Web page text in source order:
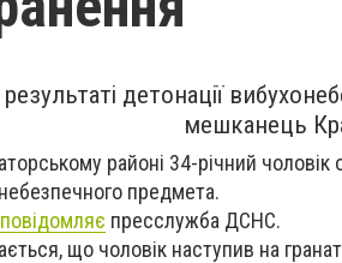
детонації
мешканець
районі 34-річний чоловік
предмета.
повідомляє пресслужба ДСНС.
що чоловік наступив на